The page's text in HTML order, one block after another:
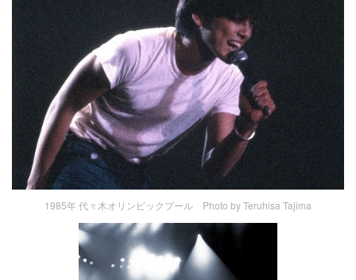
1985年 代々木オリンピックプール Photo by Teruhisa Tajima